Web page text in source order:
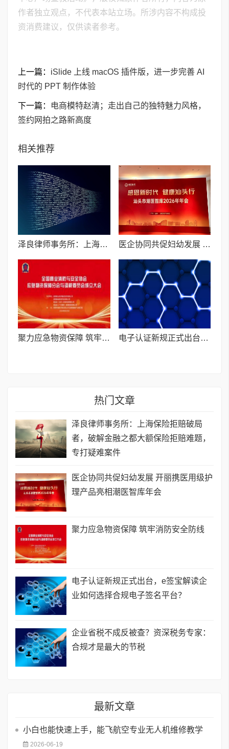
作者独立观点，不代表本站立场。所涉内容不构成投
资消费建议，仅供读者参考。
上一篇： iSlide 上线 macOS 插件版，进一步完善 AI
时代的 PPT 制作体验
下一篇：
电商模特赵清；走出自己的独特魅力风格，
签约网拍之路新高度
相关推荐
泽良律师事务所：上海保险拒赔破局者，破解金融之都大额保险拒赔难题，专打疑难案件 医企协同共促妇幼发展 开丽携医用级护理产品亮相潮医智库年会
聚力应急物资保障 筑牢消防安全防线 电子认证新规正式出台，e签宝解读企业如何选择合规电子签名平台？
热门文章
泽良律师事务所：上海保险拒赔破局
者，破解金融之都大额保险拒赔难题，
专打疑难案件
医企协同共促妇幼发展 开丽携医用级护
理产品亮相潮医智库年会
聚力应急物资保障 筑牢消防安全防线
电子认证新规正式出台，e签宝解读企
业如何选择合规电子签名平台？
企业省税不成反被查？资深税务专家：
合规才是最大的节税
最新文章
小白也能快速上手，能飞航空专业无人机维修教学
2026-06-19